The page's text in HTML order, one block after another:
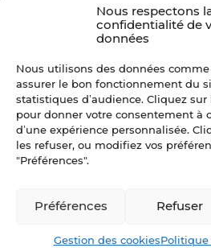
Nous respectons
confidentialité de
données
Nous utilisons des données
assurer le bon fonctionnement du
statistiques d’audience. Cliquez
pour donner votre consentement à
d’une expérience personnalisée.
les refuser, ou modifiez vos
"Préférences".
Refuser
Préférences
Gestion des cookies
Divisible !
À VENDRE
*TVA en sus, taux en vigueur